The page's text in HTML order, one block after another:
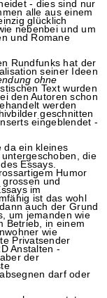
- dies sind nur
alle aus einem
glücklich
nebenbei und um
und Romane
Rundfunks hat der
seiner Ideen
ohne
Text wurden
den Autoren schon
werden
geschnitten
eingeblendet -
da ein kleines
die
Essays.
Humor
und
im
ist das wohl
auch der Grund
um jemanden wie
Betrieb, in einem
wie
Privatsender
Anstalten -
der
darf oder